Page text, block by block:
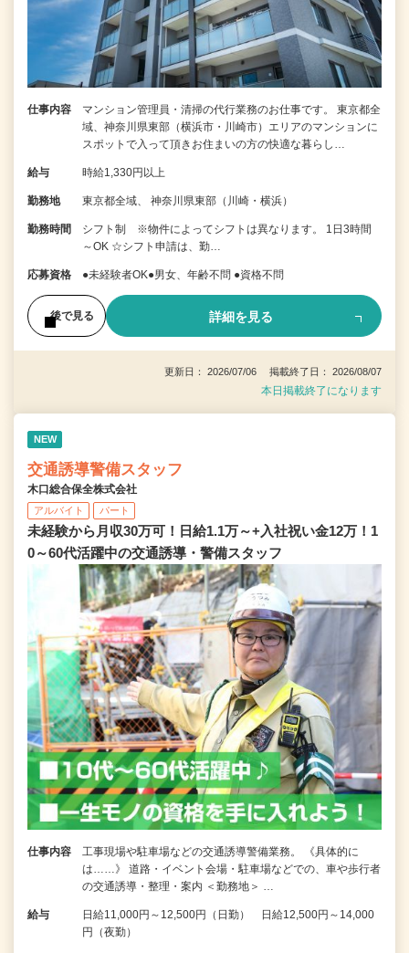
仕事内容
マンション管理員・清掃の代行業務のお仕事です。 東京都全
域、神奈川県東部（横浜市・川崎市）エリアのマンションに
スポットで入って頂きお住まいの方の快適な暮らし…
給与 時給1,330円以上
勤務地 東京都全域、 神奈川県東部（川崎・横浜）
勤務時間
シフト制 ※物件によってシフトは異なります。 1日3時間
～OK ☆シフト申請は、勤…
応募資格 ●未経験者OK●男女、年齢不問 ●資格不問
後で見る 詳細を見る
更新日： 2026/07/06 掲載終了日： 2026/08/07
本日掲載終了になります
NEW
交通誘導警備スタッフ
木口総合保全株式会社
アルバイト パート
未経験から月収30万可！日給1.1万～+入社祝い金12万！1
0～60代活躍中の交通誘導・警備スタッフ
仕事内容
工事現場や駐車場などの交通誘導警備業務。 《具体的に
は……》 道路・イベント会場・駐車場などでの、車や歩行者
の交通誘導・整理・案内 ＜勤務地＞ …
給与
日給11,000円～12,500円（日勤） 日給12,500円～14,000
円（夜勤）